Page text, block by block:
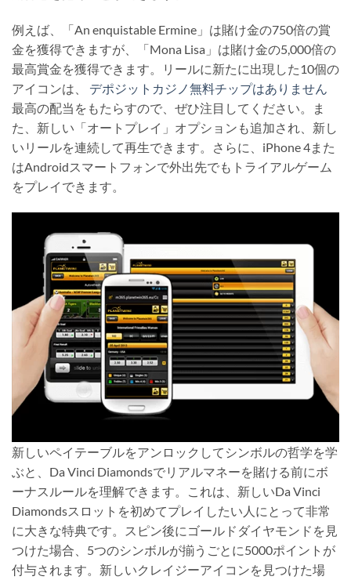
例えば、「An enquistable Ermine」は賭け金の750倍の賞
金を獲得できますが、「Mona Lisa」は賭け金の5,000倍の
最高賞金を獲得できます。リールに新たに出現した10個の
アイコンは、 デポジットカジノ無料チップはありません
最高の配当をもたらすので、ぜひ注目してください。ま
た、新しい「オートプレイ」オプションも追加され、新し
いリールを連続して再生できます。さらに、iPhone 4また
はAndroidスマートフォンで外出先でもトライアルゲーム
をプレイできます。
新しいペイテーブルをアンロックしてシンボルの哲学を学
ぶと、Da Vinci Diamondsでリアルマネーを賭ける前にボ
ーナスルールを理解できます。これは、新しいDa Vinci
Diamondsスロットを初めてプレイしたい人にとって非常
に大きな特典です。スピン後にゴールドダイヤモンドを見
つけた場合、5つのシンボルが揃うごとに5000ポイントが
付与されます。新しいクレイジーアイコンを見つけた場